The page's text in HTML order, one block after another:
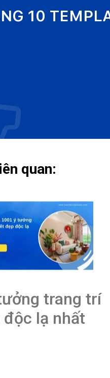
10
quan:
trang trí
lạ nhất